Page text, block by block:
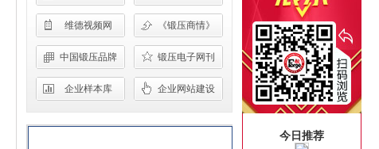
维德视频网 《锻压商情》
中国锻压品牌 锻压电子网刊
企业样本库 企业网站建设
今日推荐